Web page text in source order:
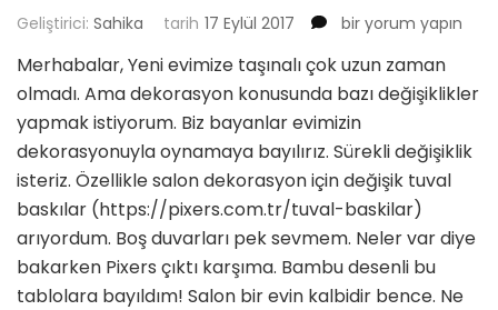
Geliştirici: Sahika tarih 17 Eylül 2017
Duvarlarınız
ile
Canlansın
için
bir yorum yapın
Merhabalar, Yeni evimize taşınalı çok uzun zaman
olmadı. Ama dekorasyon konusunda bazı değişiklikler
yapmak istiyorum. Biz bayanlar evimizin
dekorasyonuyla oynamaya bayılırız. Sürekli değişiklik
isteriz. Özellikle salon dekorasyon için değişik tuval
baskılar (https://pixers.com.tr/tuval-baskilar)
arıyordum. Boş duvarları pek sevmem. Neler var diye
bakarken Pixers çıktı karşıma. Bambu desenli bu
tablolara bayıldım! Salon bir evin kalbidir bence. Ne